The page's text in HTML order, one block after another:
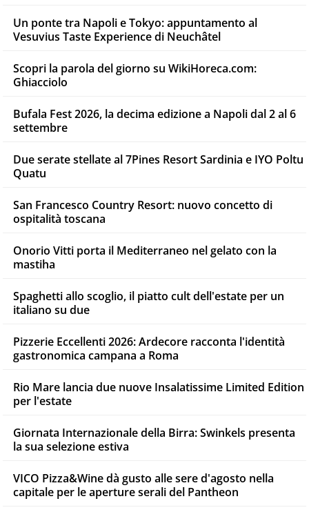
Un ponte tra Napoli e Tokyo: appuntamento al
Vesuvius Taste Experience di Neuchâtel
Scopri la parola del giorno su WikiHoreca.com:
Ghiacciolo
Bufala Fest 2026, la decima edizione a Napoli dal 2 al 6
settembre
Due serate stellate al 7Pines Resort Sardinia e IYO Poltu
Quatu
San Francesco Country Resort: nuovo concetto di
ospitalità toscana
Onorio Vitti porta il Mediterraneo nel gelato con la
mastiha
Spaghetti allo scoglio, il piatto cult dell'estate per un
italiano su due
Pizzerie Eccellenti 2026: Ardecore racconta l'identità
gastronomica campana a Roma
Rio Mare lancia due nuove Insalatissime Limited Edition
per l'estate
Giornata Internazionale della Birra: Swinkels presenta
la sua selezione estiva
VICO Pizza&Wine dà gusto alle sere d'agosto nella
capitale per le aperture serali del Pantheon